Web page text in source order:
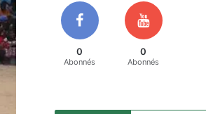
0
Abonnés
0
Abonnés